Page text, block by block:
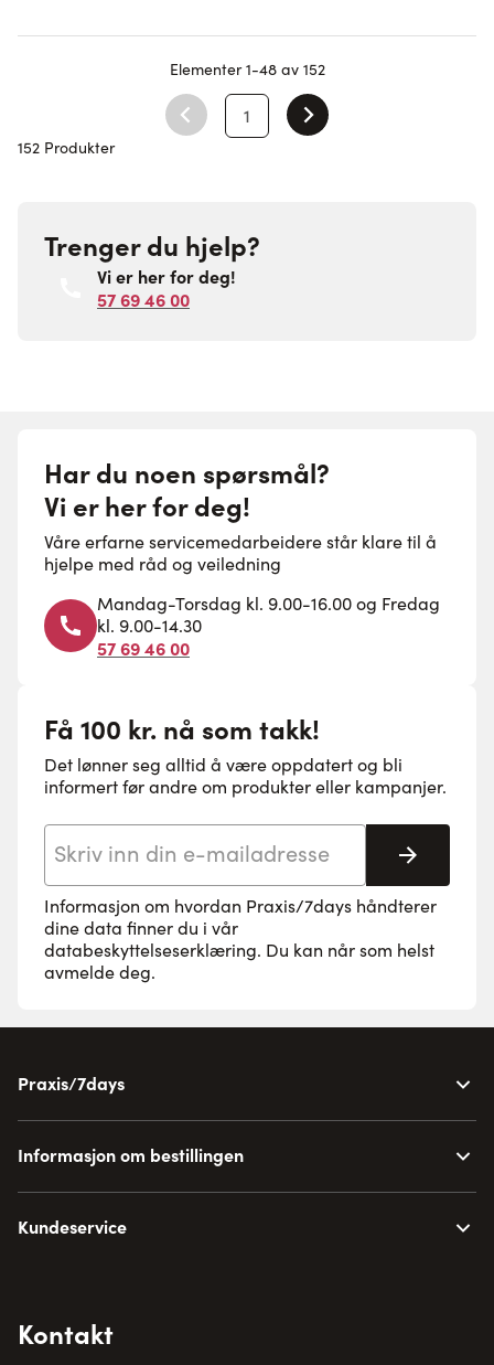
Elementer1-48av 152
You're currently reading page
1
152 Produkter
Trenger du hjelp?
Vi er her for deg!
57 69 46 00
Har du noen spørsmål?
Vi er her for deg!
Våre erfarne servicemedarbeidere står klare til å
hjelpe med råd og veiledning
Mandag-Torsdag kl. 9.00-16.00 og Fredag
kl. 9.00-14.30
57 69 46 00
Få 100 kr. nå som takk!
Det lønner seg alltid å være oppdatert og bli
informert før andre om produkter eller kampanjer.
Informasjon om hvordan Praxis/7days håndterer
dine data finner du i vår
databeskyttelseserklæring. Du kan når som helst
avmelde deg.
Praxis/7days
Informasjon om bestillingen
Kundeservice
Kontakt